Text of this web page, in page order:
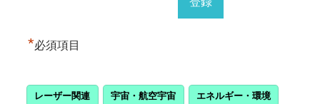
*必須項目
レーザー関連 宇宙・航空宇宙 エネルギー・環境